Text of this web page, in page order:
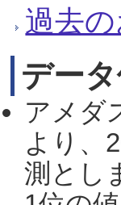
過去
デー
アメダ
より、
測とし